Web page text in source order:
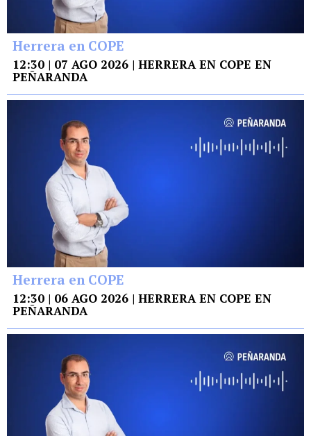
Herrera en COPE
12:30 | 07 AGO 2026 | HERRERA EN COPE EN
PEÑARANDA
Herrera en COPE
12:30 | 06 AGO 2026 | HERRERA EN COPE EN
PEÑARANDA